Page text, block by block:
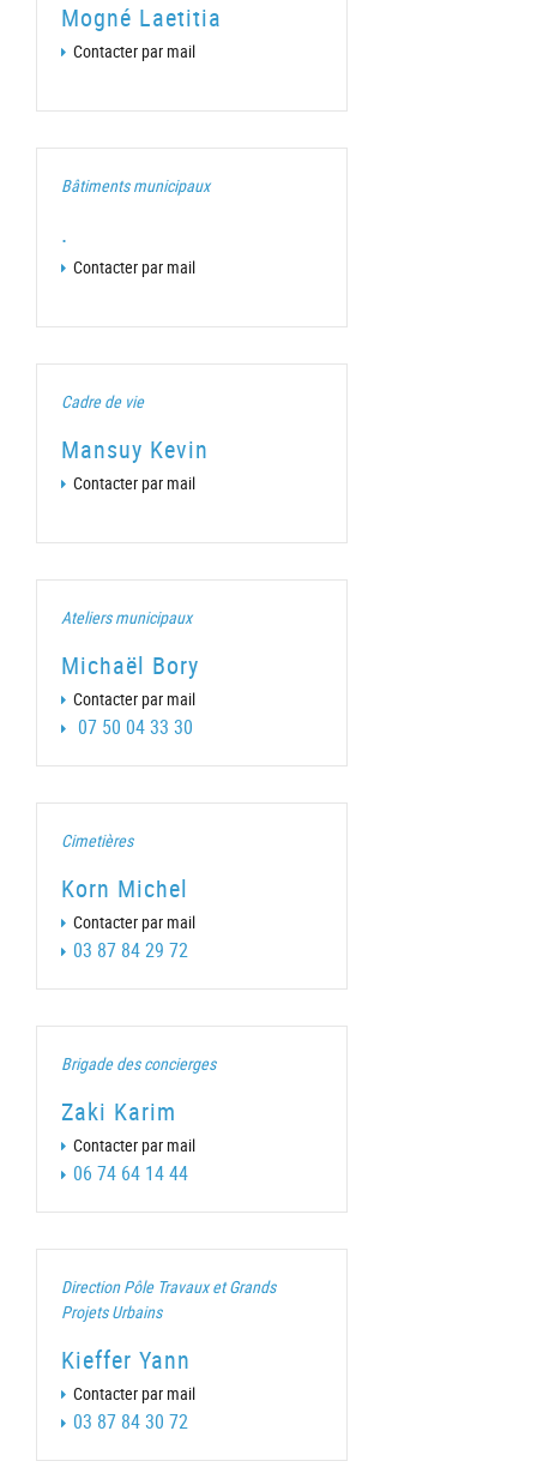
Mogné Laetitia
Contacter par mail
Bâtiments municipaux
.
Contacter par mail
Cadre de vie
Mansuy Kevin
Contacter par mail
Ateliers municipaux
Michaël Bory
Contacter par mail
07 50 04 33 30
Cimetières
Korn Michel
Contacter par mail
03 87 84 29 72
Brigade des concierges
Zaki Karim
Contacter par mail
06 74 64 14 44
Direction Pôle Travaux et Grands
Projets Urbains
Kieffer Yann
Contacter par mail
03 87 84 30 72